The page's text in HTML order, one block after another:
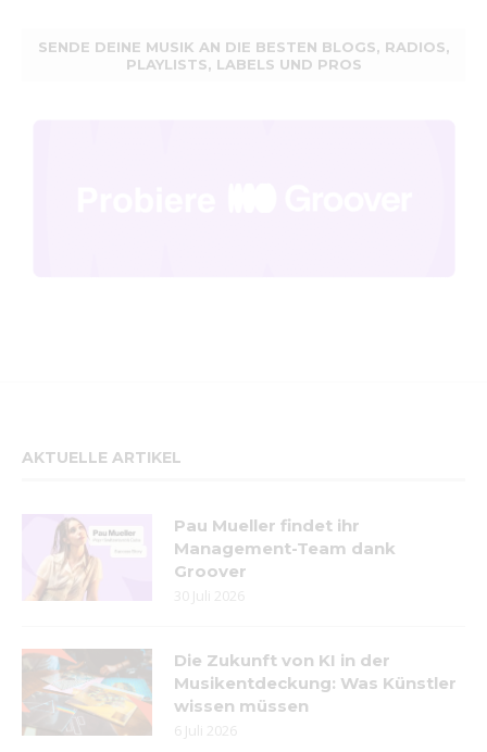
SENDE DEINE MUSIK AN DIE BESTEN BLOGS, RADIOS,
PLAYLISTS, LABELS UND PROS
AKTUELLE ARTIKEL
Pau Mueller findet ihr
Management-Team dank
Groover
30 Juli 2026
Die Zukunft von KI in der
Musikentdeckung: Was Künstler
wissen müssen
6 Juli 2026